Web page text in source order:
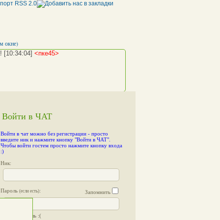
окне)
[10:34:04] <пке45>
[10:37:03]<пке45>
Войти в ЧАТ
Войти в чат можно без регистрации - просто
введите ник и нажмите кнопку "Войти в ЧАТ".
Чтобы войти гостем просто нажмите кнопку входа
:)
Ник:
Пароль (если есть): Запомнить
Я забыл пароль :(